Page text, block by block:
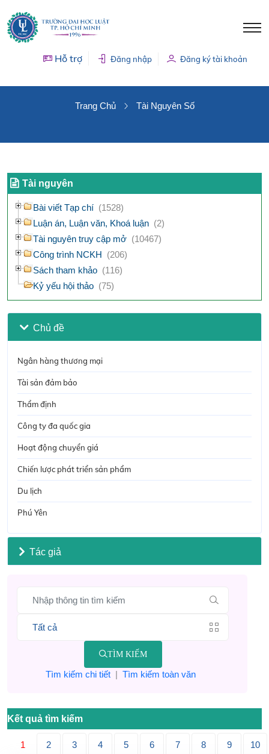
Hỗ trợ Đăng nhập Đăng ký tài khoản
Trang Chủ Tài Nguyên Số
Tài nguyên
Bài viết Tạp chí (1528)
Luận án, Luận văn, Khoá luận (2)
Tài nguyên truy cập mở (10467)
Công trình NCKH (206)
Sách tham khảo (116)
Kỷ yếu hội thảo (75)
Chủ đề
Ngân hàng thương mại
Tài sản đảm bảo
Thẩm định
Công ty đa quốc gia
Hoạt động chuyển giá
Chiến lược phát triển sản phẩm
Du lịch
Phú Yên
Tác giả
TÌM KIẾM
Tìm kiếm chi tiết| Tìm kiếm toàn văn
Kết quả tìm kiếm
1 2 3 4 5 6 7 8 9 10